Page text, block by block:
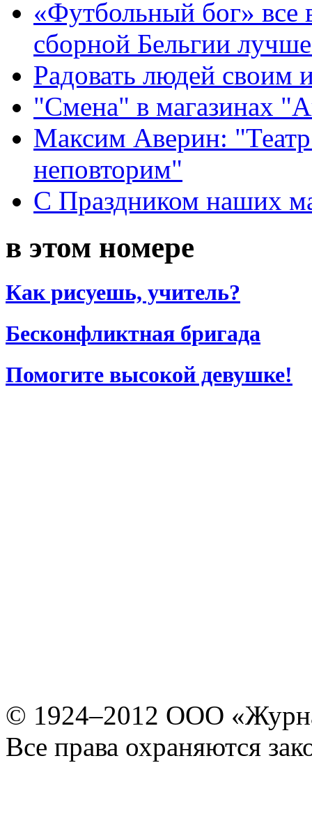
«Футбольный бог» все
сборной Бельгии
Радовать людей своим
"Смена" в магазинах
Максим Аверин:
неповторим"
С Праздником наших
в этом номере
Как рисуешь, учитель?
Бесконфликтная бригада
Помогите высокой девушке!
© 1924–2012 ООО
Все права охраняются